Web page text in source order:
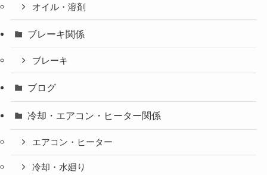
オイル・溶剤
ブレーキ関係
ブレーキ
ブログ
冷却・エアコン・ヒーター関係
エアコン・ヒーター
冷却・水廻り